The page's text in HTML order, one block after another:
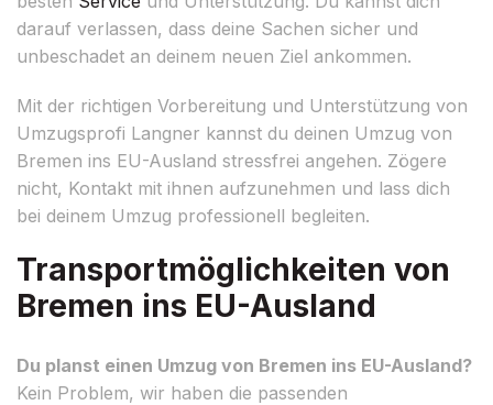
darauf verlassen, dass deine Sachen sicher und
unbeschadet an deinem neuen Ziel ankommen.
Mit der richtigen Vorbereitung und Unterstützung von
Umzugsprofi Langner kannst du deinen Umzug von
Bremen ins EU-Ausland stressfrei angehen. Zögere
nicht, Kontakt mit ihnen aufzunehmen und lass dich
bei deinem Umzug professionell begleiten.
Transportmöglichkeiten von
Bremen ins EU-Ausland
Du planst einen Umzug von Bremen ins EU-Ausland?
Kein Problem, wir haben die passenden